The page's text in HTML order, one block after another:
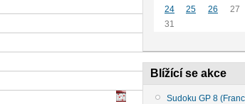
24
25 26 27
31
Blížící se akce
Sudoku GP 8